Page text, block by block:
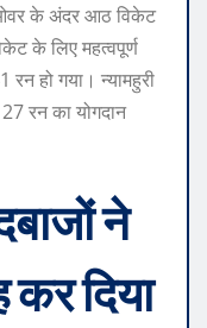
के अंदर आठ विकेट
के लिए महत्वपूर्ण
हो गया। न्यामहुरी
रन का योगदान
ने
कर दिया